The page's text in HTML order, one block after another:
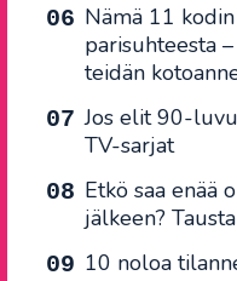
Nämä 11
parisuhteesta
teidän
Jos elit 90-
TV-sarjat
Etkö saa enää
jälkeen?
10 noloa